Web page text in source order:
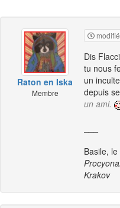
Raton en Iska
Membre
Dis
tu nous
un
depuis
un ami.
Basile,
Krakov